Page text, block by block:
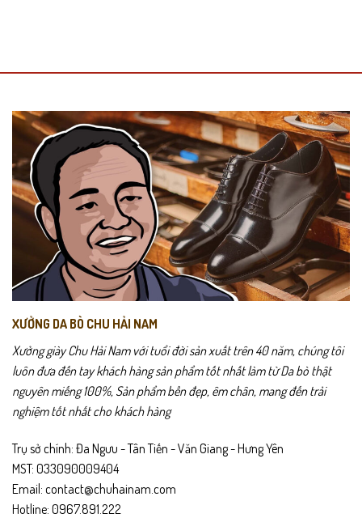
XƯỞNG DA BÒ CHU HẢI NAM
Xưởng giày Chu Hải Nam với tuổi đời sản xuất trên 40 năm, chúng tôi
luôn đưa đến tay khách hàng sản phẩm tốt nhất làm từ Da bò thật
nguyên miếng 100%, Sản phẩm bền đẹp, êm chân, mang đến trải
nghiệm tốt nhất cho khách hàng
Trụ sở chính: Đa Ngưu - Tân Tiến - Văn Giang - Hưng Yên
MST: 033090009404
Email: contact@chuhainam.com
Hotline: 0967.891.222